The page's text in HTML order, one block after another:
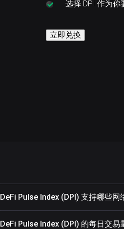
选择 DPI 作为你
立即兑换
DeFi Pulse Index (DPI) 支持哪些网
DeFi Pulse Index (DPI) 的每日交易